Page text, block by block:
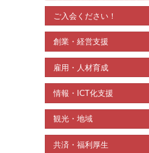
ご入会ください！
創業・経営支援
雇用・人材育成
情報・ICT化支援
観光・地域
共済・福利厚生